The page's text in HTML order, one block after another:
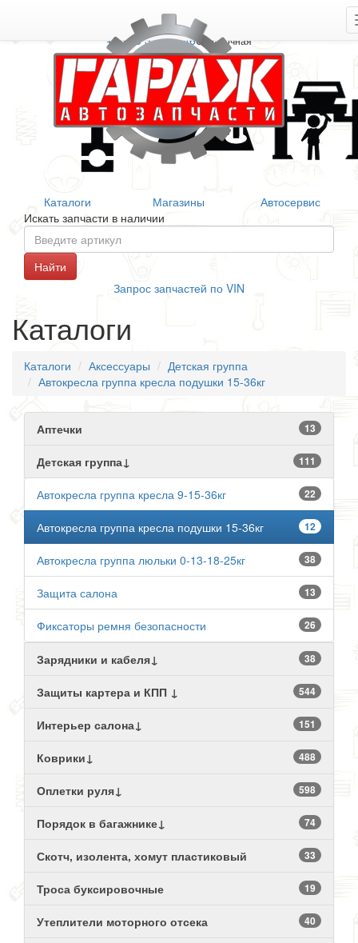
+7 906 377 46 46Справочная
Каталоги Магазины
Автосервис
Искать запчасти в наличии
Запрос запчастей по VIN
Каталоги
Каталоги Аксессуары
Детская группа
Автокресла группа кресла подушки 15-36кг
Аптечки 13
Детская группа↓ 111
22
Автокресла группа кресла 9-15-36кг
12
Автокресла группа кресла подушки 15-36кг
38
Автокресла группа люльки 0-13-18-25кг
13
Защита салона
26
Фиксаторы ремня безопасности
Зарядники и кабеля↓ 38
Защиты картера и КПП ↓ 544
Интерьер салона↓ 151
Коврики↓ 488
Оплетки руля↓ 598
Порядок в багажнике↓ 74
Скотч, изолента, хомут пластиковый 33
Троса буксировочные 19
Утеплители моторного отсека 40